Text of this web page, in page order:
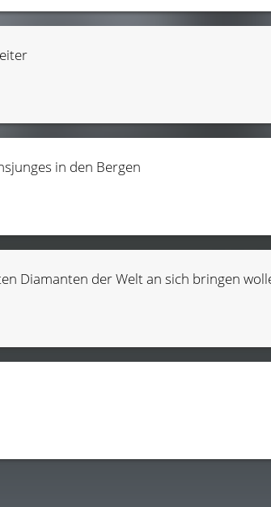
in den Bergen
Diamanten der Welt an sich bringen